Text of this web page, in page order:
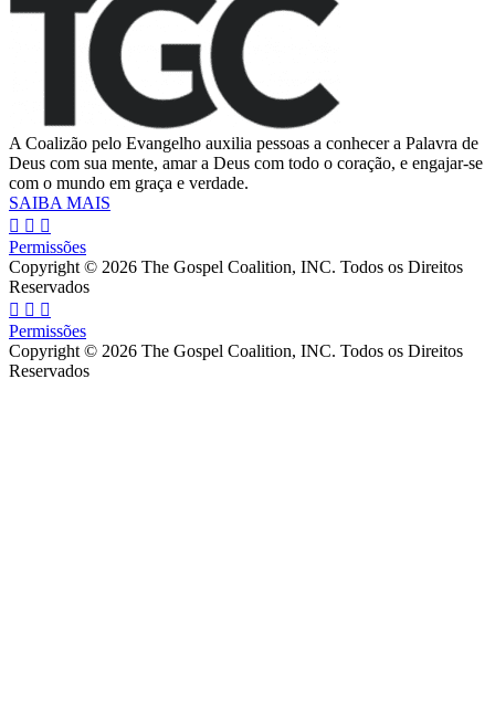
A Coalizão pelo Evangelho auxilia pessoas a conhecer a Palavra de
Deus com sua mente, amar a Deus com todo o coração, e engajar-se
com o mundo em graça e verdade.
SAIBA MAIS
Permissões
Copyright © 2026 The Gospel Coalition, INC. Todos os Direitos
Reservados
Permissões
Copyright © 2026 The Gospel Coalition, INC. Todos os Direitos
Reservados